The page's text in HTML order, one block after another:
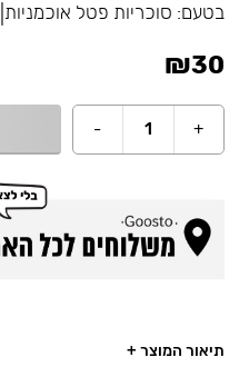
בטעם: סוכריות פטל אוכמניות
₪30
+
1
-
תיאור המוצר +